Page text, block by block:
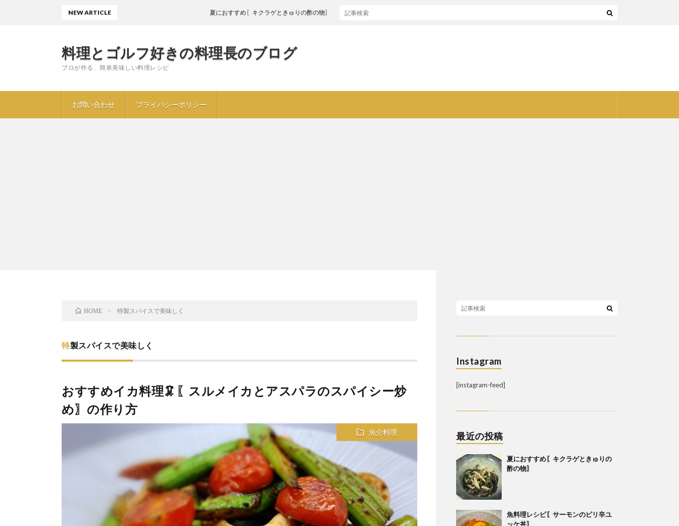
料理とゴルフ好きの料理長のブログ
プロが作る、簡単美味しい料理レシピ
お問い合わせ プライバシーポリシー
NEW ARTICLE 夏におすすめ〖キクラゲときゅりの酢の物〗
HOME 特製スパイスで美味しく
特製スパイスで美味しく
おすすめイカ料理🦑〖スルメイカとアスパラのスパイシー炒
め〗の作り方
魚介料理
Instagram
[instagram-feed]
最近の投稿
夏におすすめ〖キクラゲときゅりの
酢の物〗
魚料理レシピ〖サーモンのピリ辛ユ
ッケ丼〗